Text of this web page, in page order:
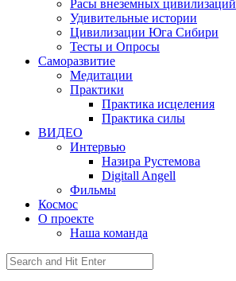
Расы внеземных цивилизаций
Удивительные истории
Цивилизации Юга Сибири
Тесты и Опросы
Саморазвитие
Медитации
Практики
Практика исцеления
Практика силы
ВИДЕО
Интервью
Назира Рустемова
Digitall Angell
Фильмы
Космос
О проекте
Наша команда